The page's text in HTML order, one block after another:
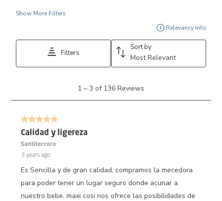
Show More Filters
Relevancy Info
Filters
Sort by
Most Relevant
3
136
Reviews.
1 – 3 of 136 Reviews
5 out of 5 stars.
Calidad y ligereza
Santitercero
3 years ago
Es Sencilla y de gran calidad, compramos la mecedora
para poder tener un lugar seguro donde acunar a
nuestro bebe, maxi cosi nos ofrece las posibilidades de